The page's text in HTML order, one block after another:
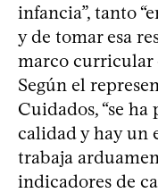
infancia”, tanto
y de tomar esa
marco curricular
Según el
Cuidados, “se
calidad y hay un
trabaja
indicadores de